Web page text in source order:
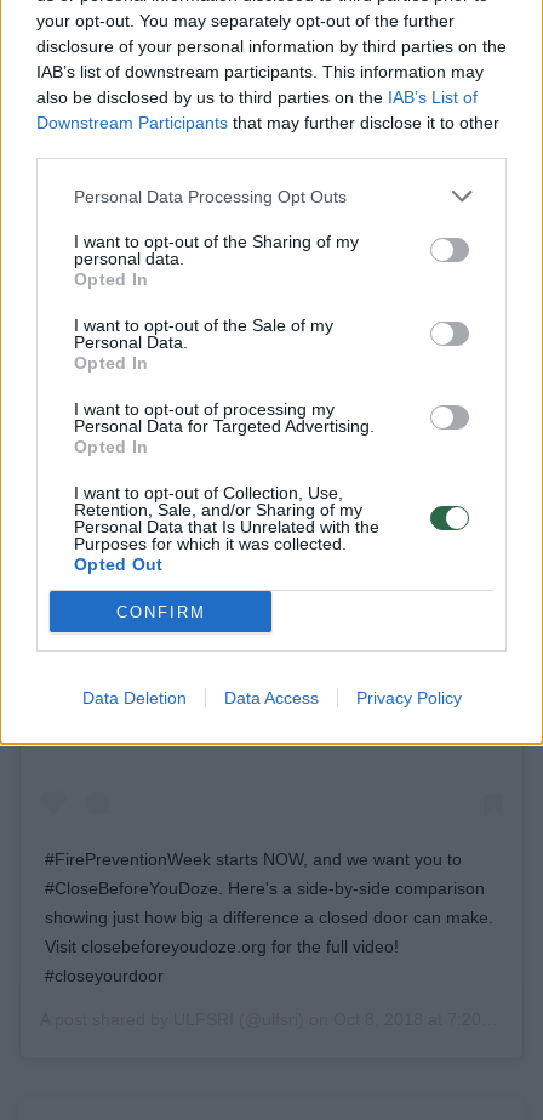
your opt-out. You may separately opt-out of the further
disclosure of your personal information by third parties on the
IAB’s list of downstream participants. This information may
also be disclosed by us to third parties on the IAB’s List of
Downstream Participants that may further disclose it to other
Personal Data Processing Opt Outs
I want to opt-out of the Sharing of my
personal data.
Opted In
I want to opt-out of the Sale of my
Personal Data.
Opted In
I want to opt-out of processing my
Personal Data for Targeted Advertising.
Opted In
I want to opt-out of Collection, Use,
Retention, Sale, and/or Sharing of my
Personal Data that Is Unrelated with the
Purposes for which it was collected.
Opted Out
CONFIRM
Data Deletion Data Access Privacy Policy
rekomenduoja įsigyti dūmų ir anglies
monoksido detektorių, patikrinti namus, ar
nėra potencialiai grėsmingų ugnies šaltinių
pranešėprevention.com.
View this post on Instagram
#FirePreventionWeek starts NOW, and we want you to
#CloseBeforeYouDoze. Here's a side-by-side comparison
showing just how big a difference a closed door can make.
Visit closebeforeyoudoze.org for the full video!
#closeyourdoor